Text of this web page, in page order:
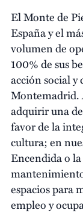
El Monte de
España y el
volumen de
100% de sus
acción social
Montemadrid.
adquirir una
favor de la
cultura; en
Encendida o
espacios para
empleo y